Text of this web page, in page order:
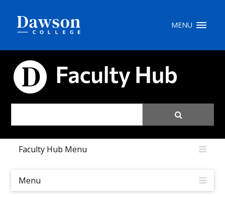
MENU
Faculty Hub Menu
Menu
portail My Dawson///
Carrières